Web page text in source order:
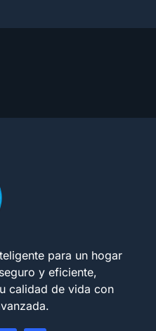
para un hogar
y eficiente,
calidad de vida con